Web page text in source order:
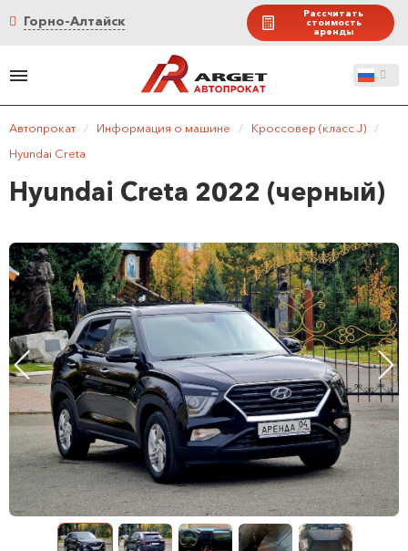
Горно-Алтайск Рассчитать
стоимость
аренды
Автопрокат / Информация о машине / Кроссовер (класс J)
/
Hyundai Creta
Hyundai Creta 2022 (черный)